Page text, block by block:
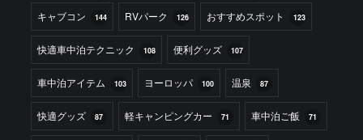
キャブコン 144 RVパーク 126 おすすめスポット 123
快適車中泊テクニック 108 便利グッズ 107
車中泊アイテム 103 ヨーロッパ 100 温泉 87
快適グッズ 87 軽キャンピングカー 71 車中泊ご飯 71